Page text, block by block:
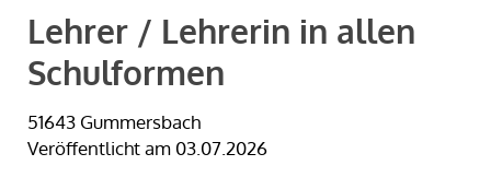
Lehrer / Lehrerin in allen
Schulformen
51643 Gummersbach
Veröffentlicht am 03.07.2026